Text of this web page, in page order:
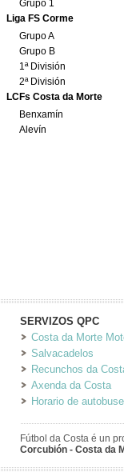
Grupo 1
Liga FS Corme
Grupo A
Grupo B
1ª División
2ª División
LCFs Costa da Morte
Benxamín
Alevín
SERVIZOS QPC
Costa da Morte
Salvacadelos
Recunchos da
Axenda da Costa
Horario de
Fútbol da Costa é un
Corcubión - Costa da